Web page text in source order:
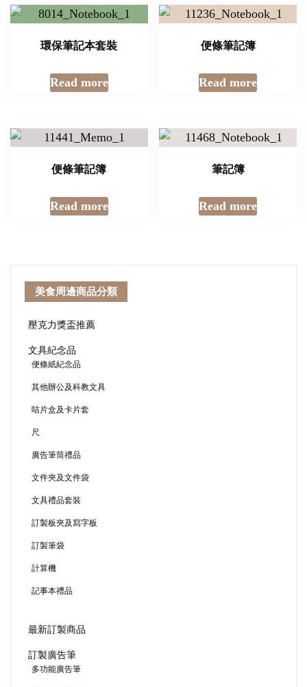
環保筆記本套裝
Read more
便條筆記簿
Read more
便條筆記簿
Read more
筆記簿
Read more
美食周邊商品分類
壓克力獎盃推薦
文具紀念品
便條紙紀念品
其他辦公及科教文具
咭片盒及卡片套
尺
廣告筆筒禮品
文件夾及文件袋
文具禮品套裝
訂製板夾及寫字板
訂製筆袋
計算機
記事本禮品
最新訂製商品
訂製廣告筆
多功能廣告筆